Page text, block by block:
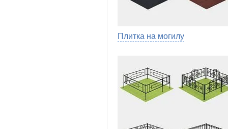
Плитка на могилу